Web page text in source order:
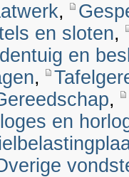
,
en sloten,
en
,
,
en